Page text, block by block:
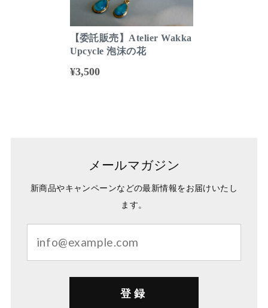
【委託販売】Atelier Wakka
Upcycle 泡沫の花
¥3,500
メールマガジン
新商品やキャンペーンなどの最新情報をお届けいたし
ます。
登録